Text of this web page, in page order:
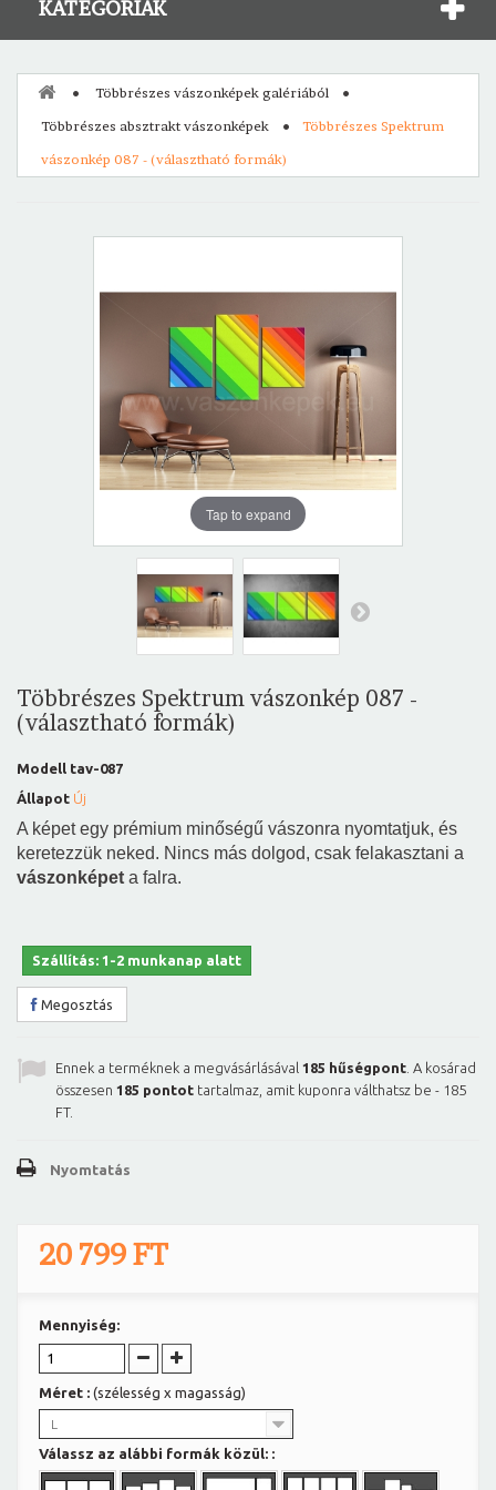
KATEGÓRIÁK
Többrészes vászonképek galériából
Többrészes absztrakt vászonképek
Többrészes Spektrum
vászonkép 087 - (választható formák)
Tap to expand
Többrészes Spektrum vászonkép 087 -
(választható formák)
Modell tav-087
Állapot Új
A képet egy prémium minőségű vászonra nyomtatjuk, és
keretezzük neked. Nincs más dolgod, csak felakasztani a
vászonképet a falra.
Szállítás: 1-2 munkanap alatt
Megosztás
Ennek a terméknek a megvásárlásával 185 hűségpont . A kosárad
összesen 185 pontot tartalmaz, amit kuponra válthatsz be - 185
FT.
Nyomtatás
20 799 FT
Mennyiség:
Méret : (szélesség x magasság)
L
Válassz az alábbi formák közül: :